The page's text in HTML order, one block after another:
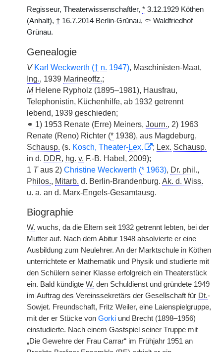
Regisseur, Theaterwissenschaftler, * 3.12.1929 Köthen
(Anhalt), † 16.7.2014 Berlin-Grünau, ⚰ Waldfriedhof
Grünau.
Genealogie
V Karl Weckwerth († n. 1947), Maschinisten-Maat,
Ing., 1939 Marineoffz.;
MHelene Rypholz (1895–1981), Hausfrau,
Telephonistin, Küchenhilfe, ab 1932 getrennt
lebend, 1939 geschieden;
⚭ 1) 1953 Renate (Erre) Meiners, Journ., 2) 1963
Renate (Reno) Richter (* 1938), aus Magdeburg,
Schausp. (s. Kosch, Theater-Lex. ; Lex. Schausp.
in d. DDR, hg. v. F.-B. Habel, 2009);
1 Taus 2) Christine Weckwerth (* 1963), Dr. phil.,
Philos., Mitarb. d. Berlin-Brandenburg. Ak. d. Wiss.
u. a. an d. Marx-Engels-Gesamtausg.
Biographie
W. wuchs, da die Eltern seit 1932 getrennt lebten, bei der
Mutter auf. Nach dem Abitur 1948 absolvierte er eine
Ausbildung zum Neulehrer. An der Marktschule in Köthen
unterrichtete er Mathematik und Physik und studierte mit
den Schülern seiner Klasse erfolgreich ein Theaterstück
ein. Bald kündigte W. den Schuldienst und gründete 1949
im Auftrag des Vereinssekretärs der Gesellschaft für Dt.-
Sowjet. Freundschaft, Fritz Weiler, eine Laienspielgruppe,
mit der er Stücke von Gorki und Brecht (1898–1956)
einstudierte. Nach einem Gastspiel seiner Truppe mit
„Die Gewehre der Frau Carrar“ im Frühjahr 1951 an